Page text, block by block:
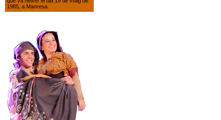
1985, a Manresa.